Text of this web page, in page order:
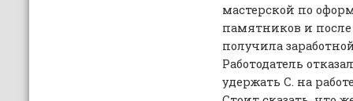
мастерской по
памятников и
получила
Работодатель
удержать С. на